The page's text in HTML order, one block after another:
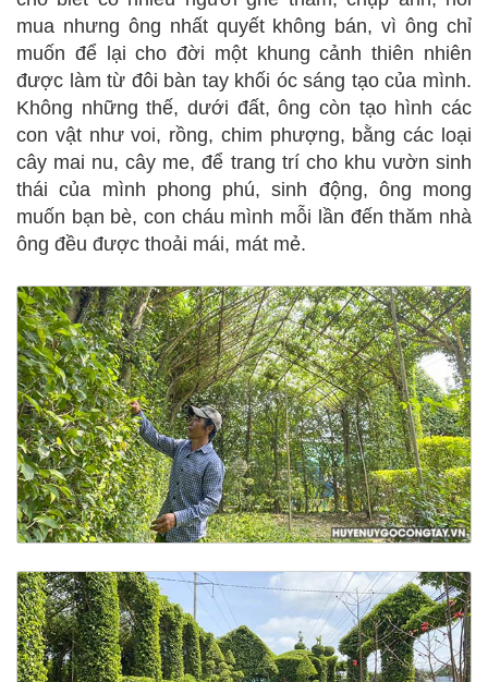
mua nhưng ông nhất quyết không bán, vì ông chỉ
muốn để lại cho đời một khung cảnh thiên nhiên
được làm từ đôi bàn tay khối óc sáng tạo của mình.
Không những thế, dưới đất, ông còn tạo hình các
con vật như voi, rồng, chim phượng, bằng các loại
cây mai nu, cây me, để trang trí cho khu vườn sinh
thái của mình phong phú, sinh động, ông mong
muốn bạn bè, con cháu mình mỗi lần đến thăm nhà
ông đều được thoải mái, mát mẻ.